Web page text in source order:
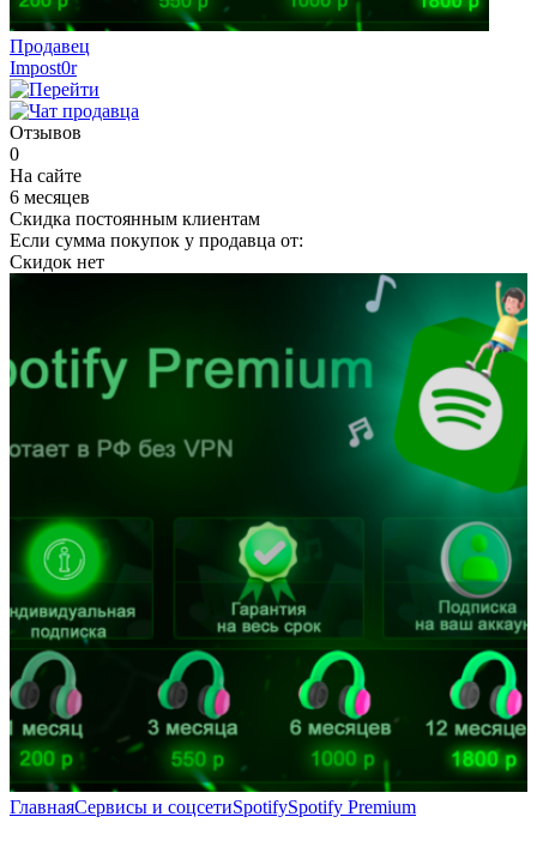
Продавец
Impost0r
Отзывов
0
На сайте
6 месяцев
Скидка постоянным клиентам
Если сумма покупок у продавца от:
Скидок нет
ГлавнаяСервисы и соцсетиSpotifySpotify Premium